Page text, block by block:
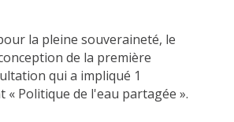
la pleine souveraineté, le
de la première
qui a impliqué 1
Politique de l'eau partagée ».